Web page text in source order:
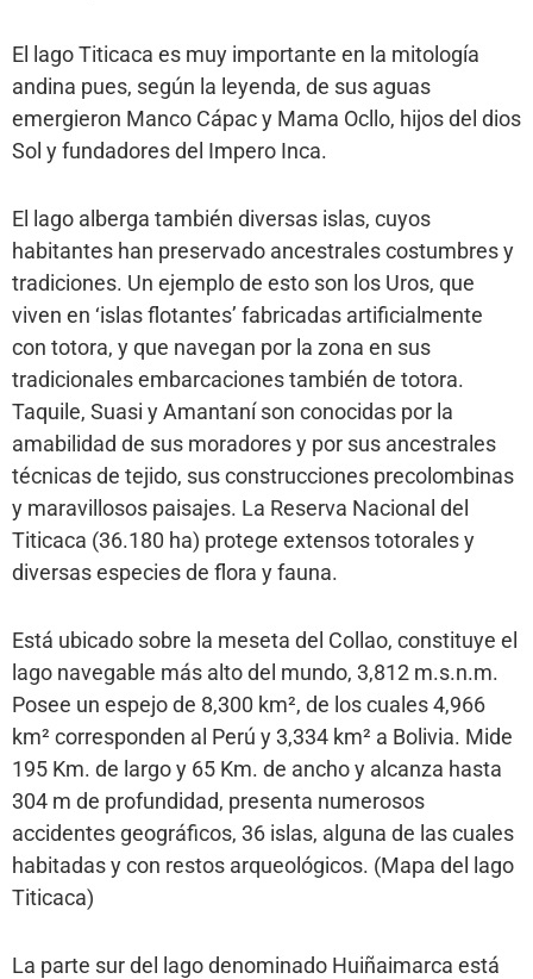
El lago Titicaca es muy importante en la mitología
andina pues, según la leyenda, de sus aguas
emergieron Manco Cápac y Mama Ocllo, hijos del dios
Sol y fundadores del Impero Inca.
El lago alberga también diversas islas, cuyos
habitantes han preservado ancestrales costumbres y
tradiciones. Un ejemplo de esto son los Uros, que
viven en ‘islas flotantes’ fabricadas artificialmente
con totora, y que navegan por la zona en sus
tradicionales embarcaciones también de totora.
Taquile, Suasi y Amantaní son conocidas por la
amabilidad de sus moradores y por sus ancestrales
técnicas de tejido, sus construcciones precolombinas
y maravillosos paisajes. La Reserva Nacional del
Titicaca (36.180 ha) protege extensos totorales y
diversas especies de flora y fauna.
Está ubicado sobre la meseta del Collao, constituye el
lago navegable más alto del mundo, 3,812 m.s.n.m.
Posee un espejo de 8,300 km², de los cuales 4,966
km² corresponden al Perú y 3,334 km² a Bolivia. Mide
195 Km. de largo y 65 Km. de ancho y alcanza hasta
304 m de profundidad, presenta numerosos
accidentes geográficos, 36 islas, alguna de las cuales
habitadas y con restos arqueológicos. (Mapa del lago
Titicaca)
La parte sur del lago denominado Huiñaimarca está